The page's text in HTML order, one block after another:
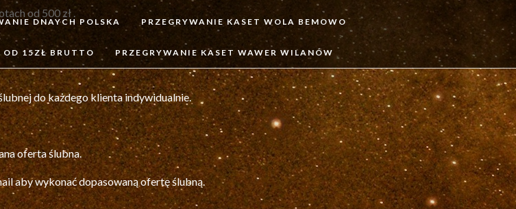
DNAYCH POLSKA PRZEGRYWANIE KASET WOLA BEMOWO
OD 15ZŁ BRUTTO PRZEGRYWANIE KASET WAWER WILANÓW
od 500 zł .
do każdego klienta indywidualnie.
oferta ślubna.
aby wykonać dopasowaną ofertę ślubną.